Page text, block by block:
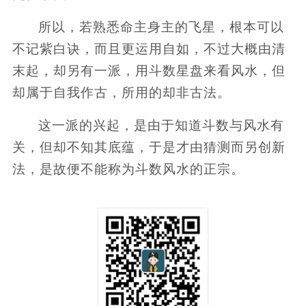
所以，若熟悉命主身主的飞星，根本可以
不记紫白诀，而且更运用自如，不过大概由清
末起，却另有一派，用斗数星盘来看风水，但
却属于自我作古，所用的却非古法。
这一派的兴起，是由于知道斗数与风水有
关，但却不知其底蕴，于是才由猜测而另创新
法，是故便不能称为斗数风水的正宗。